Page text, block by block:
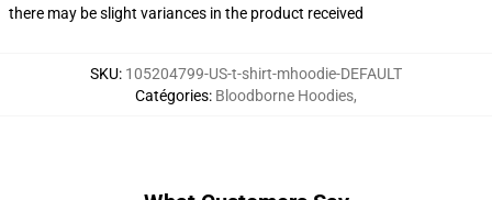
there may be slight variances in the product received
SKU: 105204799-US-t-shirt-mhoodie-DEFAULT
Catégories: Bloodborne Hoodies,